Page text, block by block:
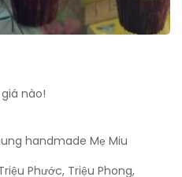
nào!
handmade Mẹ Miu
Phước, Triệu Phong,